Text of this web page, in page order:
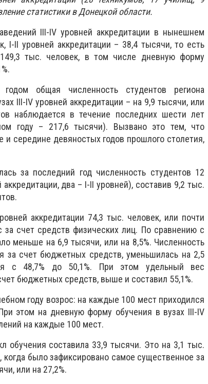
статистики в Донецкой области.
III-IV уровней аккредитации в нынешнем
I-II уровней аккредитации – 38,4 тысячи, то есть
тыс. человек, в том числе дневную форму
общая численность студентов региона
III-IV уровней аккредитации – на 9,9 тысячи, или
наблюдается в течение последних шести лет
году – 217,6 тысячи). Вызвано это тем, что
и середине девяностых годов прошлого столетия,
за последний год численность студентов 12
два – I-II уровней), составив 9,2 тыс.
аккредитации 74,3 тыс. человек, или почти
за счет средств физических лиц. По сравнению с
меньше на 6,9 тысячи, или на 8,5%. Численность
за счет бюджетных средств, уменьшилась на 2,5
с 48,7% до 50,1%. При этом удельный вес
бюджетных средств, выше и составил 55,1%.
году возрос: на каждые 100 мест приходился
этом на дневную форму обучения в вузах III-IV
на каждые 100 мест.
обучения составила 33,9 тысячи. Это на 3,1 тыс.
когда было зафиксировано самое существенное за
или на 27,2%.